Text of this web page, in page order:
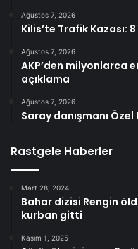
Ağustos 7, 2026
Kilis’te Trafik Kazası: 8
Ağustos 7, 2026
AKP’den milyonlarca
açıklama
Ağustos 7, 2026
Saray danışmanı Özel
Rastgele Haberler
Mart 28, 2024
Bahar dizisi Rengin
kurban gitti
Kasım 1, 2025